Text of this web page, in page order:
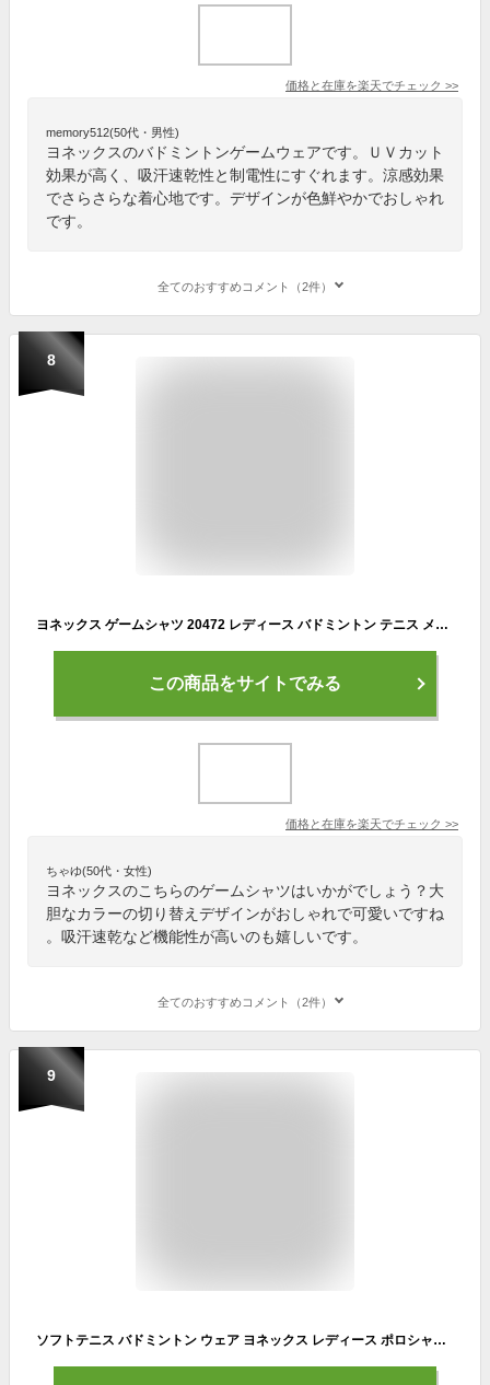
価格と在庫を楽天でチェック >>
memory512(50代・男性)
ヨネックスのバドミントンゲームウェアです。ＵＶカット
効果が高く、吸汗速乾性と制電性にすぐれます。涼感効果
でさらさらな着心地です。デザインが色鮮やかでおしゃれ
です。
全てのおすすめコメント（2件）
8
ヨネックス ゲームシャツ 20472 レディース バドミントン テニス メール便対応 半袖 クリアランス 返品・交換不可
この商品をサイトでみる
価格と在庫を楽天でチェック >>
ちゃゆ(50代・女性)
ヨネックスのこちらのゲームシャツはいかがでしょう？大
胆なカラーの切り替えデザインがおしゃれで可愛いですね
。吸汗速乾など機能性が高いのも嬉しいです。
全てのおすすめコメント（2件）
9
ソフトテニス バドミントン ウェア ヨネックス レディース ポロシャツ 半袖 20800 ソフトテニス ウェア ＆ バドミントン ウェア【ヨネックス ウェア テニスウェア ヨネックス バドミントン ウェア ユニフォーム 軟式テニス ゲームシャツ 吸汗速乾】20300の後継品番